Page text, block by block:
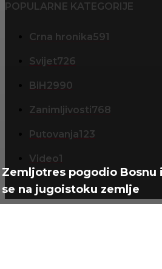
Zemljotres pogodio Bosnu
se na jugoistoku zemlje
POPULARNE KATEGORIJE
Crna hronika591
Svijet726
BiH 2990
Zanimljivosti768
Putovanja123
Video1